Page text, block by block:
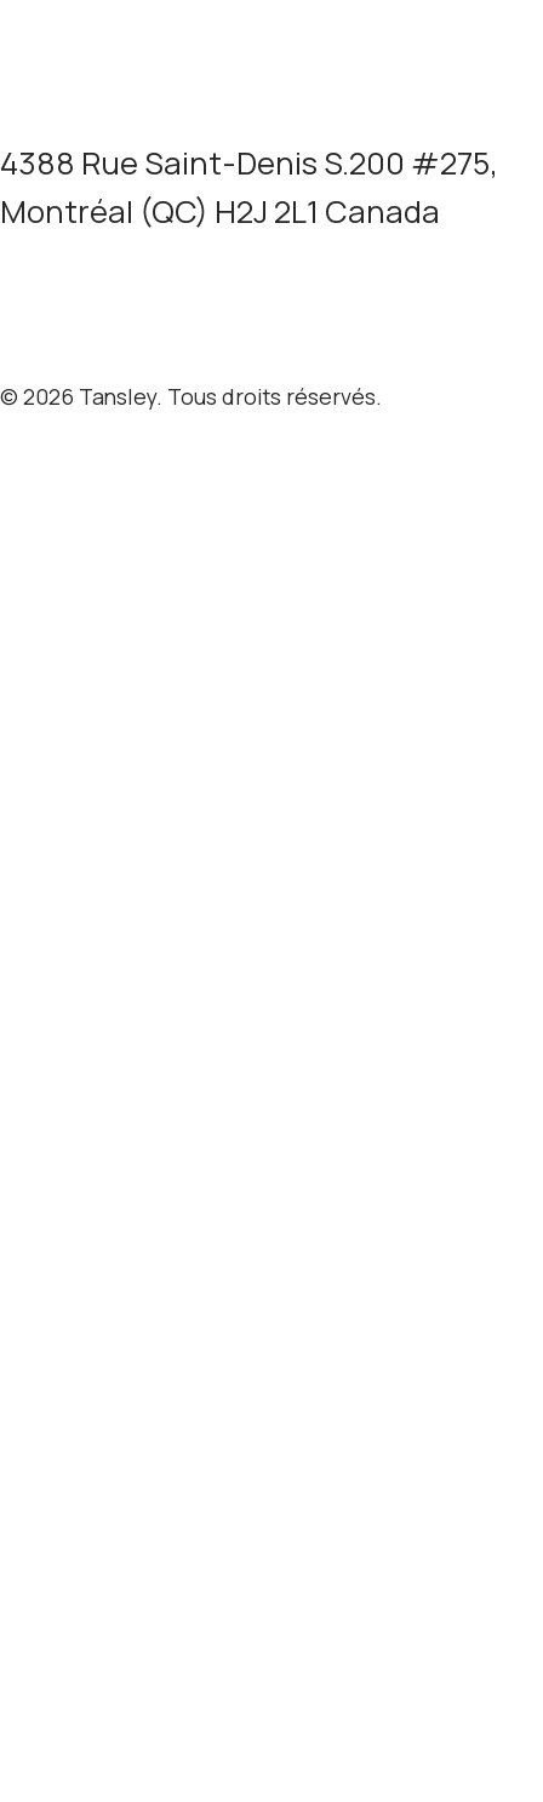
4388 Rue Saint-Denis S.200 #275,
Montréal (QC) H2J 2L1 Canada
© 2026 Tansley. Tous droits réservés.